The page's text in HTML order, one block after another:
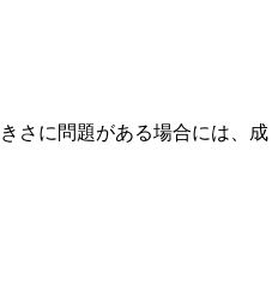
さに問題がある場合には、成